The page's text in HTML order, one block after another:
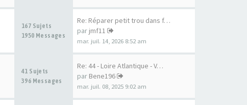
167 Sujets
1950 Messages
Re: Réparer petit trou dans f…
par jmf11
mar. juil. 14, 2026 8:52 am
41 Sujets
396 Messages
Re: 44 - Loire Atlantique - V…
par Bene196
mar. juil. 08, 2025 9:02 am